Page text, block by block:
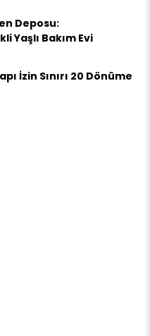
Deposu:
Yaşlı Bakım Evi
İzin Sınırı 20 Dönüme